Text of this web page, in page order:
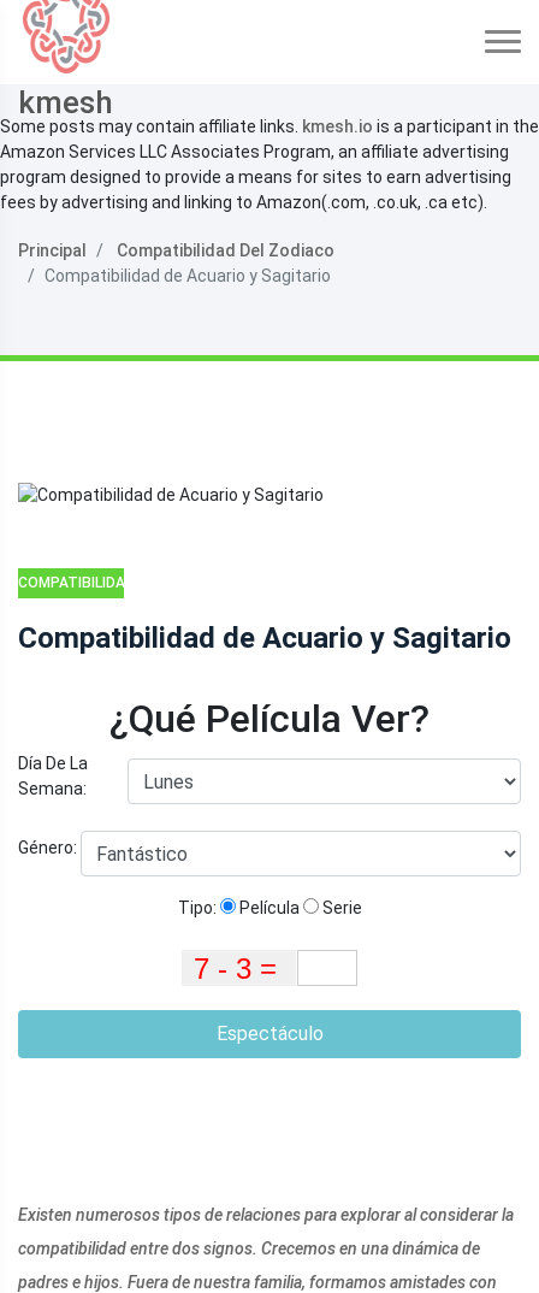
kmesh
Some posts may contain affiliate links. kmesh.io is a participant in the
Amazon Services LLC Associates Program, an affiliate advertising
program designed to provide a means for sites to earn advertising
fees by advertising and linking to Amazon(.com, .co.uk, .ca etc).
Principal
Compatibilidad Del Zodiaco
Compatibilidad de Acuario y Sagitario
COMPATIBILIDAD
Compatibilidad de Acuario y Sagitario
¿Qué Película Ver?
Día De La
Semana:
Género:
Tipo: Película Serie
Espectáculo
Existen numerosos tipos de relaciones para explorar al considerar la
compatibilidad entre dos signos. Crecemos en una dinámica de
padres e hijos. Fuera de nuestra familia, formamos amistades con